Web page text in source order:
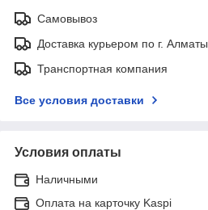
Самовывоз
Доставка курьером по г. Алматы
Транспортная компания
Все условия доставки
Условия оплаты
Наличными
Оплата на карточку Kaspi